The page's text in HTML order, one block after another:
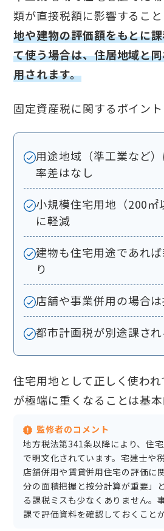
類が直接税額に影響するこ
地や建物の評価額をもとに
て使う場合は、住居地域と
用されます。
固定資産税に関するポイント
用途地域（準工業など
率差はなし
小規模住宅用地（200㎡
に軽減
建物も住宅用途であれ
り
店舗や事業併用の場合
都市計画税が別途課さ
住宅用地として正しく使わ
が極端に重くなることは基本
監修者のコメント
地方税法第341条以降により、住
で明文化されています。宅建士や
店舗併用や賃貸併用住宅の評価に
分の面積把握と按分計算が重要」
る課税ミスも少なくありません。
課で評価資料を確認しておくこと